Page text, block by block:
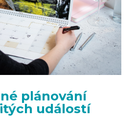
plánování
událostí